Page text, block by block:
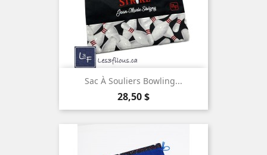
Sac À Souliers Bowling...
Prix
28,50 $